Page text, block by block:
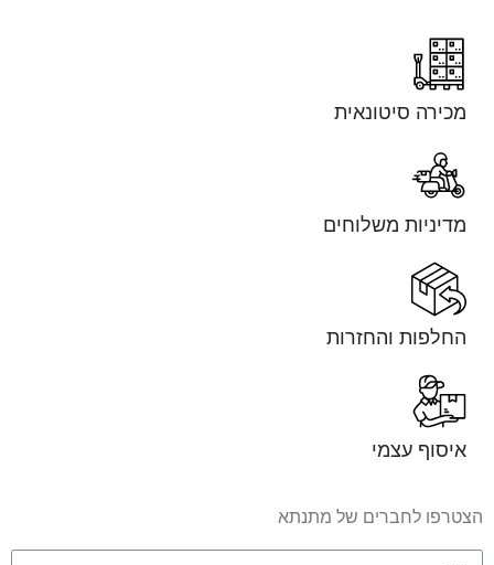
מכירה סיטונאית
מדיניות משלוחים
החלפות והחזרות
איסוף עצמי
הצטרפו לחברים של מתנתא